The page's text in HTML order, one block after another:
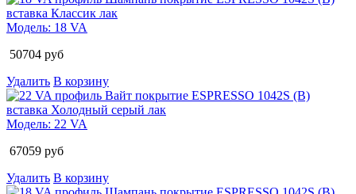
Модель: 18 VA
50704 руб
Удалить В корзину
Модель: 22 VA
67059 руб
Удалить В корзину